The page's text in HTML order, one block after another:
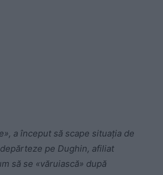
a început să scape situația de
pe Dughin, afiliat
să se «văruiască» după